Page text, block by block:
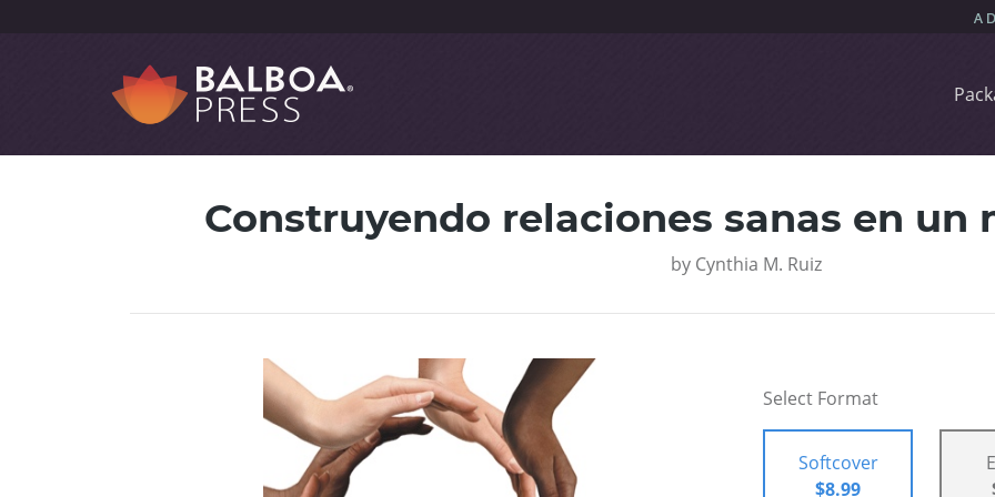
Construyendo relaciones sanas en un
by Cynthia M. Ruiz
Select Format
Softcover
$8.99